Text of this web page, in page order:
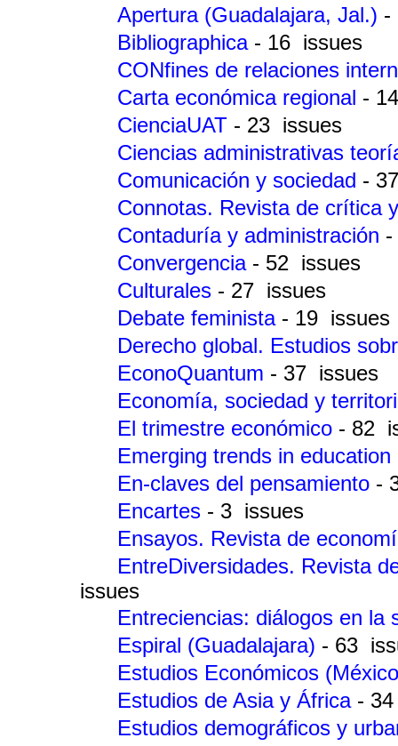
Apertura (Guadalajara, Jal.) -
Bibliographica - 16 issues
CONfines de relaciones
Carta económica regional -
CienciaUAT - 23 issues
Ciencias administrativas
Comunicación y sociedad -
Connotas. Revista de crítica
Contaduría y administración -
Convergencia - 52 issues
Culturales - 27 issues
Debate feminista - 19 issues
Derecho global. Estudios
EconoQuantum - 37 issues
Economía, sociedad y
El trimestre económico - 82
Emerging trends in
En-claves del pensamiento -
Encartes - 3 issues
Ensayos. Revista de
EntreDiversidades. Revista
issues
Entreciencias: diálogos en
Espiral (Guadalajara) - 63
Estudios Económicos
Estudios de Asia y África -
Estudios demográficos y